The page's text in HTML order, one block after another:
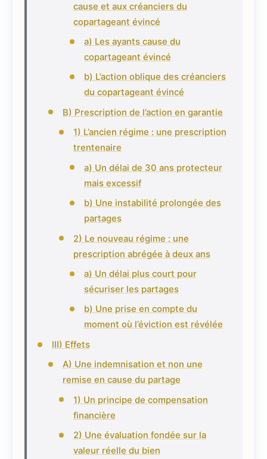
cause et aux créanciers du
copartageant évincé
a) Les ayants cause du
copartageant évincé
b) L’action oblique des créanciers
du copartageant évincé
B) Prescription de l’action en garantie
1) L’ancien régime : une prescription
trentenaire
a) Un délai de 30 ans protecteur
mais excessif
b) Une instabilité prolongée des
partages
2) Le nouveau régime : une
prescription abrégée à deux ans
a) Un délai plus court pour
sécuriser les partages
b) Une prise en compte du
moment où l’éviction est révélée
III) Effets
A) Une indemnisation et non une
remise en cause du partage
1) Un principe de compensation
financière
2) Une évaluation fondée sur la
valeur réelle du bien